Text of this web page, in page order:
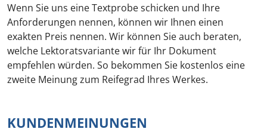
Wenn Sie uns eine Textprobe schicken und Ihre
Anforderungen nennen, können wir Ihnen einen
exakten Preis nennen. Wir können Sie auch beraten,
welche Lektoratsvariante wir für Ihr Dokument
empfehlen würden. So bekommen Sie kostenlos eine
zweite Meinung zum Reifegrad Ihres Werkes.
KUNDENMEINUNGEN